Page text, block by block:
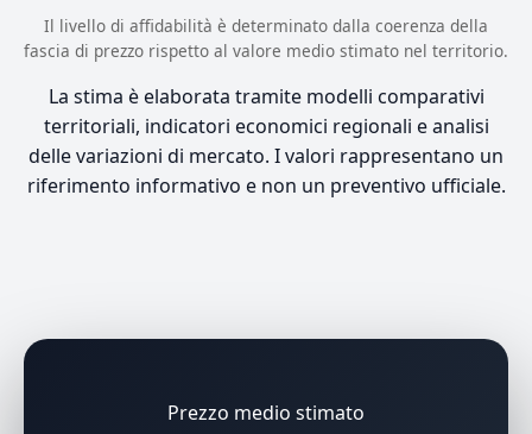
Il livello di affidabilità è determinato dalla coerenza della
fascia di prezzo rispetto al valore medio stimato nel territorio.
La stima è elaborata tramite modelli comparativi
territoriali, indicatori economici regionali e analisi
delle variazioni di mercato. I valori rappresentano un
riferimento informativo e non un preventivo ufficiale.
Prezzo medio stimato